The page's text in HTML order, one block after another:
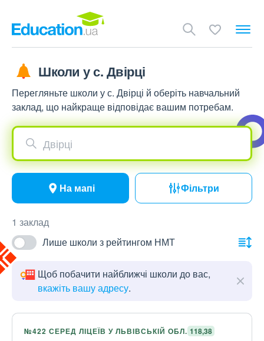
Школи у с. Двірці
Перегляньте школи у с. Двірці й оберіть навчальний
заклад, що найкраще відповідає вашим потребам.
Двірці
На мапі Фільтри
1 заклад
Лише школи з рейтингом НМТ
Щоб побачити найближчі школи до вас,
вкажіть вашу адресу.
№422 СЕРЕД ЛІЦЕЇВ У ЛЬВІВСЬКІЙ ОБЛ. 118,38